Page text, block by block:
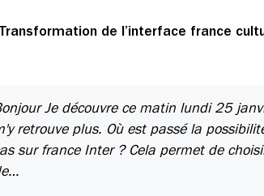
Transformation de l’interface france
Je découvre ce matin lundi 25
retrouve plus. Où est passé la
sur france Inter ? Cela permet de